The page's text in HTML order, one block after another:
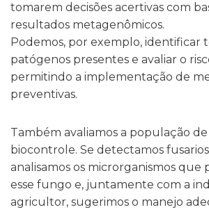
tomarem decisões acertivas com
resultados metagenômicos.
Podemos, por exemplo, identificar
patógenos presentes e avaliar o
permitindo a implementação de
preventivas.
Também avaliamos a população
biocontrole. Se detectamos
analisamos os microrganismos
esse fungo e, juntamente com a
agricultor, sugerimos o manejo